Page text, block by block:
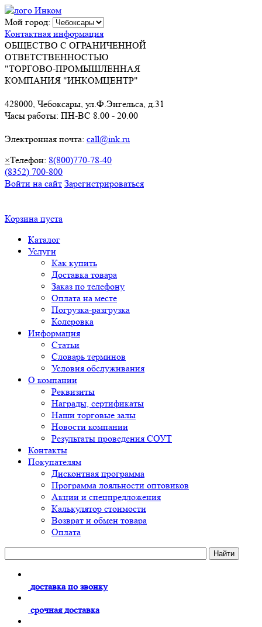
Мой город:
Контактная информация
ОБЩЕСТВО С ОГРАНИЧЕННОЙ
ОТВЕТСТВЕННОСТЬЮ
"ТОРГОВО-ПРОМЫШЛЕННАЯ
КОМПАНИЯ "ИНКОМЦЕНТР"
428000, Чебоксары, ул.Ф.Энгельса, д.31
Часы работы: ПН-ВС 8.00 - 20.00
Электронная почта: call@ink.ru
×Телефон: 8(800)770-78-40
(8352) 700-800
Войти на сайт Зарегистрироваться
Корзина пуста
Каталог
Услуги
Как купить
Доставка товара
Заказ по телефону
Оплата на месте
Погрузка-разгрузка
Колеровка
Информация
Статьи
Словарь терминов
Условия обслуживания
О компании
Реквизиты
Награды, сертификаты
Наши торговые залы
Новости компании
Результаты проведения СОУТ
Контакты
Покупателям
Дисконтная программа
Программа лояльности оптовиков
Акции и спецпредложения
Калькулятор стоимости
Возврат и обмен товара
Оплата
доставка по звонку
срочная доставка